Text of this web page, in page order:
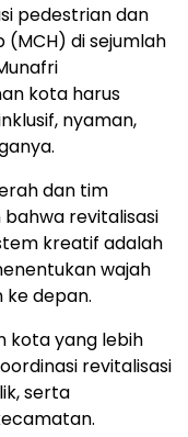
pedestrian dan
(MCH) di sejumlah
kota harus
nyaman,
dan tim
revitalisasi
kreatif adalah
wajah
depan.
kota yang lebih
revitalisasi
serta